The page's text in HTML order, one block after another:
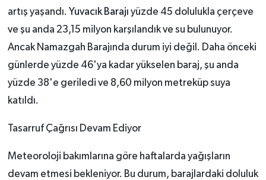
artış yaşandı. Yuvacık Barajı yüzde 45 dolulukla çerçeve
ve şu anda 23,15 milyon karşılandık ve su bulunuyor.
Ancak Namazgah Barajında ​​​​durum iyi değil. Daha önceki
günlerde yüzde 46'ya kadar yükselen baraj, şu anda
yüzde 38'e geriledi ve 8,60 milyon metreküp suya
katıldı.
Tasarruf Çağrısı Devam Ediyor
Meteoroloji bakımlarına göre haftalarda yağışların
devam etmesi bekleniyor. Bu durum, barajlardaki doluluk